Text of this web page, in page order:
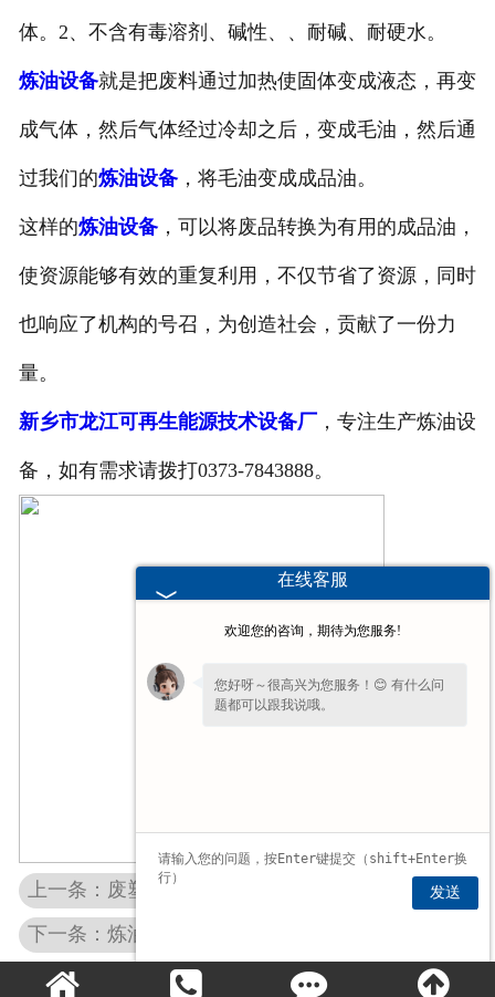
体。2、不含有毒溶剂、碱性、、耐碱、耐硬水。
炼油设备就是把废料通过加热使固体变成液态，再变
成气体，然后气体经过冷却之后，变成毛油，然后通
过我们的炼油设备，将毛油变成成品油。
这样的炼油设备，可以将废品转换为有用的成品油，
使资源能够有效的重复利用，不仅节省了资源，同时
也响应了机构的号召，为创造社会，贡献了一份力
量。
新乡市龙江可再生能源技术设备厂，专注生产炼油设
备，如有需求请拨打0373-7843888。
上一条：废塑料炼油设备具有环保功能
下一条：炼油设备促进废品的再循环利用
在线客服
欢迎您的咨询，期待为您服务!
您好呀～很高兴为您服务！😊 有什么问
题都可以跟我说哦。
发送